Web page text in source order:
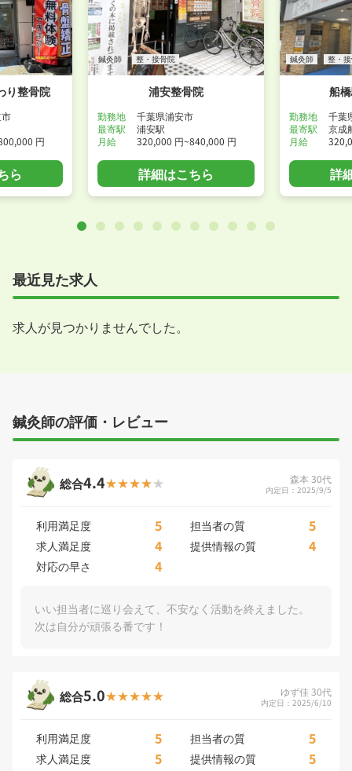
り整骨院
円
ら
鍼灸師 整・接骨院
浦安整骨院
勤務地
千葉県浦安市
最寄駅
浦安駅
月給
320,000 円~840,000 円
詳細はこちら
鍼灸師 整・
船
勤務地
千葉
最寄駅
京成
月給
詳
最近見た求人
求人が見つかりませんでした。
鍼灸師の評価・レビュー
総合4.4 森本 30代
内定日：2025/9/5
利用満足度 5 担当者の質 5
求人満足度 4 提供情報の質 4
対応の早さ 4
いい担当者に巡り会えて、不安なく活動を終えました。
次は自分が頑張る番です！
総合5.0 ゆず佳 30代
内定日：2025/6/10
利用満足度 5 担当者の質 5
求人満足度 5 提供情報の質 5